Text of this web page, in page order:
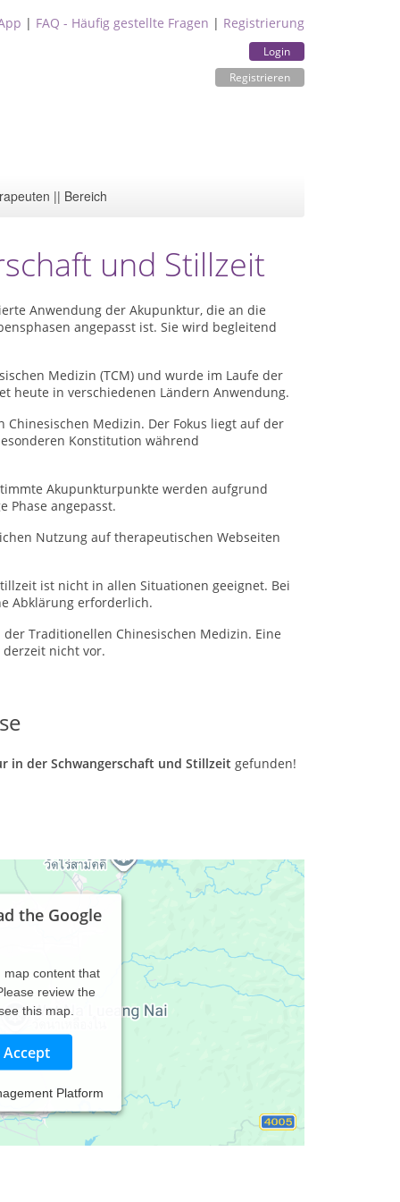
| FAQ - Häufig gestellte Fragen | Registrierung
Login
Registrieren
|| Bereich
und Stillzeit
Anwendung der Akupunktur, die an die
angepasst ist. Sie wird begleitend
Medizin (TCM) und wurde im Laufe der
heute in verschiedenen Ländern Anwendung.
Medizin. Der Fokus liegt auf der
Konstitution während
Akupunkturpunkte werden aufgrund
Phase angepasst.
Nutzung auf therapeutischen Webseiten
ist nicht in allen Situationen geeignet. Bei
Abklärung erforderlich.
Traditionellen Chinesischen Medizin. Eine
nicht vor.
in der Schwangerschaft und Stillzeit gefunden!
the Google
map content that
review the
this map.
Accept
Platform